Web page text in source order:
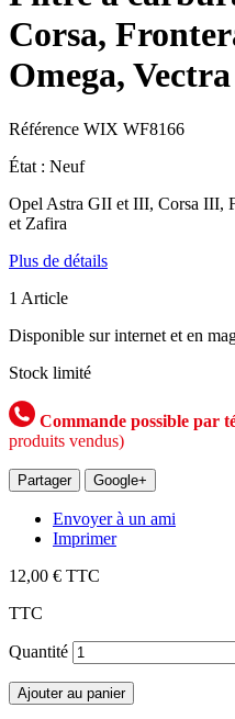
Corsa,
Omega,
Référence WIX WF8166
État : Neuf
Opel Astra GII et III, Corsa III,
et Zafira
Plus de détails
1 Article
Disponible sur internet et en
Stock limité
Commande possible par
produits vendus)
Partager Google+
Envoyer à un ami
Imprimer
12,00 € TTC
TTC
Quantité
Ajouter au panier